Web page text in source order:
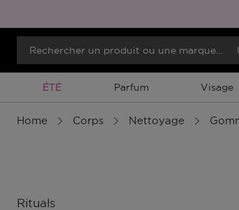
Promotion À Durée Limitée
ÉTÉ Parfum Visage
Home Corps Nettoyage
Rituals